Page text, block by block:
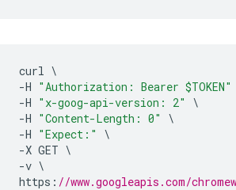
curl \
-H "Authorization: Bearer $TOKEN"
-H "x-goog-api-version: 2"
\
-H "Content-Length: 0"
\
-H "Expect:"
\
-X GET \
-v \
https : //www.googleapis.com/